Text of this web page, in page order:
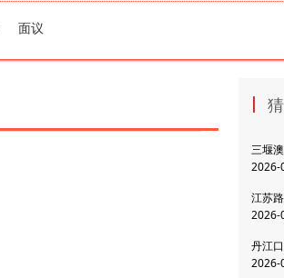
面议
|
三堰
2026-
江苏
2026-
丹江
2026-